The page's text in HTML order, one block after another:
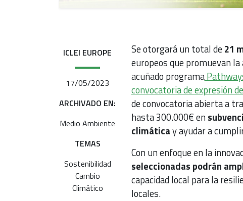
ICLEI EUROPE
17/05/2023
ARCHIVADO EN:
Medio Ambiente
TEMAS
Sostenibilidad
Cambio
Climático
Se otorgará un total de21
europeos que promuevan
acuñado programa
convocatoria de expresión
de convocatoria abierta a
hasta 300.000€ en
climáticay ayudar a
Con un enfoque en la
seleccionadas podrán
capacidad local para la
locales.